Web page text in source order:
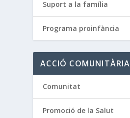
Suport a la família
Programa proinfància
ACCIÓ COMUNITÀRIA
Comunitat
Promoció de la Salut